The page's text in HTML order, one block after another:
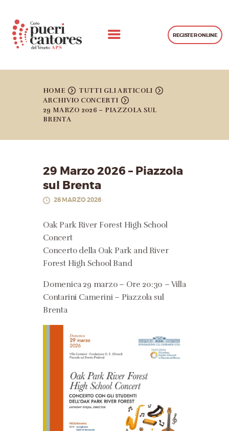
REGISTER ONLINE
HOME
TUTTI GLI ARTICOLI
ARCHIVIO CONCERTI
29 MARZO 2026 – PIAZZOLA SUL
BRENTA
CHI SIAMO
CONCERTI
PROGETTI REALIZZATI
GALLERIA
LEZIONI
29 Marzo 2026 – Piazzola
sul Brenta
26 MARZO 2026
Oak Park River Forest High School
Concert
Concerto della Oak Park and River
Forest High School Band
Domenica 29 marzo – Ore 20:30 – Villa
Contarini Camerini – Piazzola sul
Brenta